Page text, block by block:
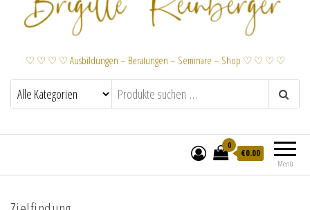
♡ ♡ ♡ ♡ Ausbildungen – Beratungen – Seminare – Shop ♡ ♡ ♡ ♡
Menü
0
€0.00